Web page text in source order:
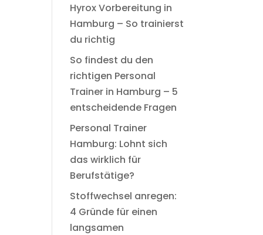
Hyrox Vorbereitung in
Hamburg – So trainierst
du richtig
So findest du den
richtigen Personal
Trainer in Hamburg – 5
entscheidende Fragen
Personal Trainer
Hamburg: Lohnt sich
das wirklich für
Berufstätige?
Stoffwechsel anregen:
4 Gründe für einen
langsamen